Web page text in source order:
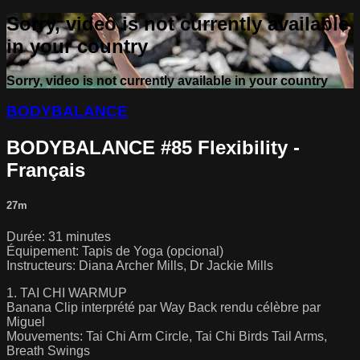
Sorry, video is not currently available
in your country
Sorry, video is not currently available in your country
BODYBALANCE
BODYBALANCE #85 Flexibility -
Français
27m
Durée: 31 minutes
Équipement: Tapis de Yoga (opcional)
Instructeurs: Diana Archer Mills, Dr Jackie Mills
1. TAI CHI WARMUP
Banana Clip interprété par Way Back rendu célèbre par
Miguel
Mouvements: Tai Chi Arm Circle, Tai Chi Birds Tail Arms,
Breath Swings